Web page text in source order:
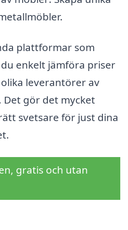
plattformar som
enkelt jämföra priser
leverantörer av
Det gör det mycket
svetsare för just dina
gratis och utan